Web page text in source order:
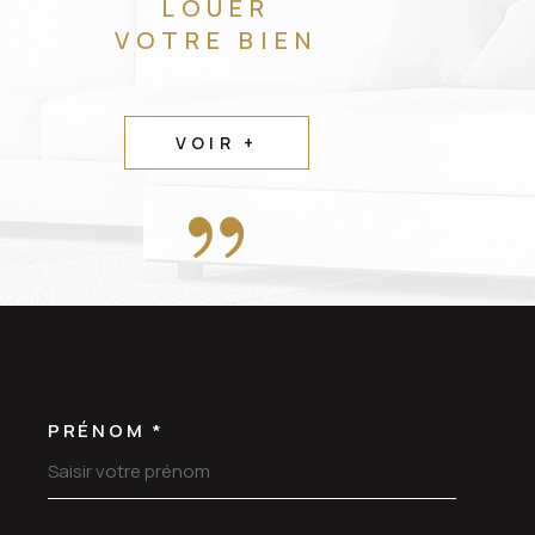
LOUER
VOTRE BIEN
VOIR +
PRÉNOM *